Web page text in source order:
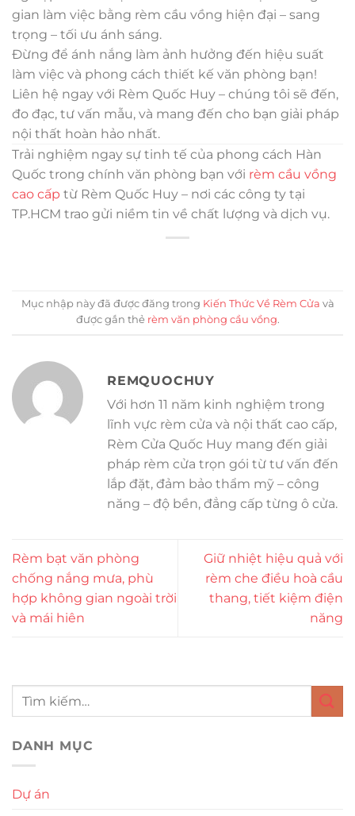
gian làm việc bằng rèm cầu vồng hiện đại – sang
trọng – tối ưu ánh sáng.
Đừng để ánh nắng làm ảnh hưởng đến hiệu suất
làm việc và phong cách thiết kế văn phòng bạn!
Liên hệ ngay với Rèm Quốc Huy – chúng tôi sẽ đến,
đo đạc, tư vấn mẫu, và mang đến cho bạn giải pháp
nội thất hoàn hảo nhất.
Trải nghiệm ngay sự tinh tế của phong cách Hàn
Quốc trong chính văn phòng bạn với rèm cầu vồng
cao cấp từ Rèm Quốc Huy – nơi các công ty tại
TP.HCM trao gửi niềm tin về chất lượng và dịch vụ.
Mục nhập này đã được đăng trong Kiến Thức Về Rèm Cửa và
được gắn thẻ rèm văn phòng cầu vồng.
REMQUOCHUY
Với hơn 11 năm kinh nghiệm trong
lĩnh vực rèm cửa và nội thất cao cấp,
Rèm Cửa Quốc Huy mang đến giải
pháp rèm cửa trọn gói từ tư vấn đến
lắp đặt, đảm bảo thẩm mỹ – công
năng – độ bền, đẳng cấp từng ô cửa.
Rèm bạt văn phòng
chống nắng mưa, phù
hợp không gian ngoài trời
và mái hiên
Giữ nhiệt hiệu quả với
rèm che điều hoà cầu
thang, tiết kiệm điện
năng
DANH MỤC
Dự án